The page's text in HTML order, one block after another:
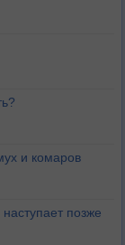
и комаров
позже